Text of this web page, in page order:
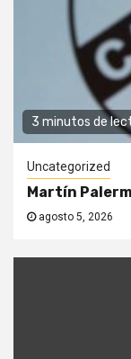
3 minutos de
Uncategorized
Martín
agosto 5, 2026